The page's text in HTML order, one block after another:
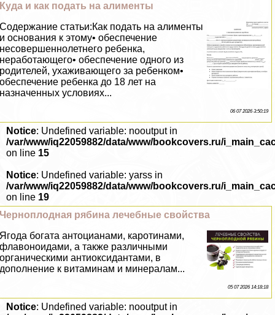
Куда и как подать на алименты
Содержание статьи:Как подать на алименты
и основания к этому• обеспечение
несовершеннолетнего ребенка,
неработающего• обеспечение одного из
родителей, ухаживающего за ребенком•
обеспечение ребенка до 18 лет на
назначенных условиях...
06 07 2026 3:50:19
Notice: Undefined variable: nooutput in
/var/www/iq22059882/data/www/bookcovers.ru/
on line 15
Notice: Undefined variable: yarss in
/var/www/iq22059882/data/www/bookcovers.ru/
on line 19
Черноплодная рябина лечебные свойства
Ягода богата антоцианами, каротинами,
флавоноидами, а также различными
органическими антиоксидантами, в
дополнение к витаминам и минералам...
05 07 2026 14:18:18
Notice: Undefined variable: nooutput in